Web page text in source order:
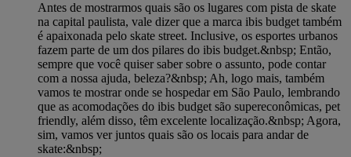
Antes de mostrarmos quais são os lugares com pista de skate
na capital paulista, vale dizer que a marca ibis budget também
é apaixonada pelo skate street. Inclusive, os esportes urbanos
fazem parte de um dos pilares do ibis budget.&nbsp; Então,
sempre que você quiser saber sobre o assunto, pode contar
com a nossa ajuda, beleza?&nbsp; Ah, logo mais, também
vamos te mostrar onde se hospedar em São Paulo, lembrando
que as acomodações do ibis budget são supereconômicas, pet
friendly, além disso, têm excelente localização.&nbsp; Agora,
sim, vamos ver juntos quais são os locais para andar de
skate:&nbsp;